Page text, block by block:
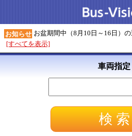
お知らせ お盆期間中（8月10日～16日）
[すべてを表示]
車両指定